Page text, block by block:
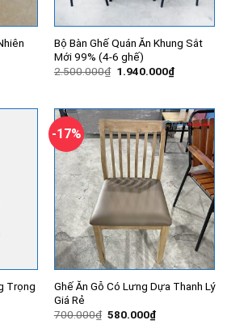
Bộ Bàn Ghế Quán Ăn Khung Sắt
Mới 99% (4-6 ghế)
2.500.000₫ Giá
1.940.000₫Giá
hiện
Trọng
-17%
Ghế Ăn Gỗ Có Lưng Dựa Thanh Lý
Giá Rẻ
700.000₫ Giá
580.000₫Giá
hiện